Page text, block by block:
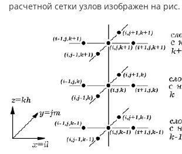
расчетной сетки узлов изображен на рис.